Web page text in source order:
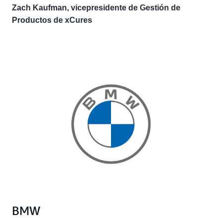
Zach Kaufman, vicepresidente de Gestión de
Productos de xCures
BMW